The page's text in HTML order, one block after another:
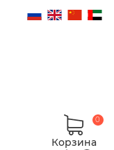
Корзина
0